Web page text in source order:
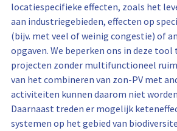
locatiespecifieke effecten, zoals het
aan industriegebieden, effecten op
(bijv. met veel of weinig congestie) of
opgaven. We beperken ons in deze
projecten zonder multifunctioneel
van het combineren van zon-PV met
activiteiten kunnen daarom niet
Daarnaast treden er mogelijk
systemen op het gebied van